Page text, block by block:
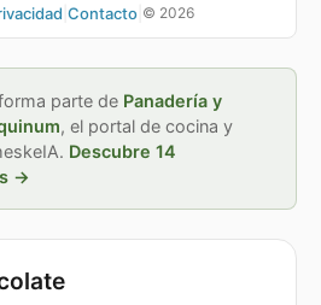
Contacto| © 2026
parte de Panadería y
, el portal de cocina y
Descubre 14
→